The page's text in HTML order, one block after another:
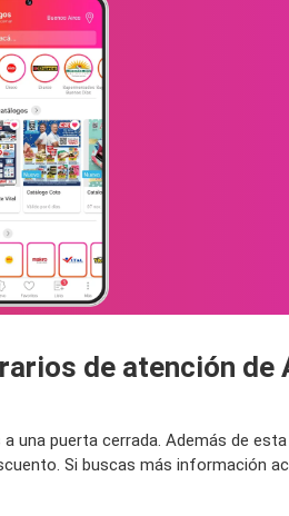
de atención de
una puerta cerrada. Además de
Si buscas más información